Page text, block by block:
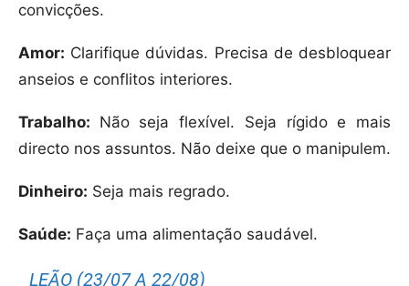
convicções.
Amor: Clarifique dúvidas. Precisa de desbloquear
anseios e conflitos interiores.
Trabalho: Não seja flexível. Seja rígido e mais
directo nos assuntos. Não deixe que o manipulem.
Dinheiro: Seja mais regrado.
Saúde: Faça uma alimentação saudável.
LEÃO (23/07 A 22/08)